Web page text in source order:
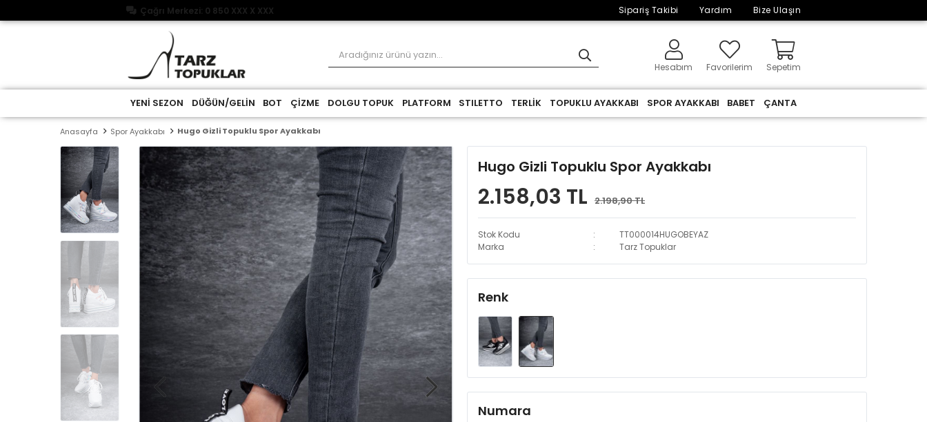
Çağrı Merkezi: 0 850 XXX X XXX Sipariş Takibi Yardım Bize Ulaşın
Hesabım Favorilerim Sepetim
YENİ SEZON DÜĞÜN/GELİN BOT ÇİZME DOLGU TOPUK PLATFORM STILETTO TERLİK TOPUKLU AYAKKABI SPOR AYAKKABI BABET ÇANTA
Anasayfa Spor Ayakkabı Hugo Gizli Topuklu Spor Ayakkabı
Hugo Gizli Topuklu Spor Ayakkabı
2.158,03 TL 2.198,90 TL
Stok Kodu
TT000014HUGOBEYAZ
Marka
Tarz Topuklar
Renk
Numara